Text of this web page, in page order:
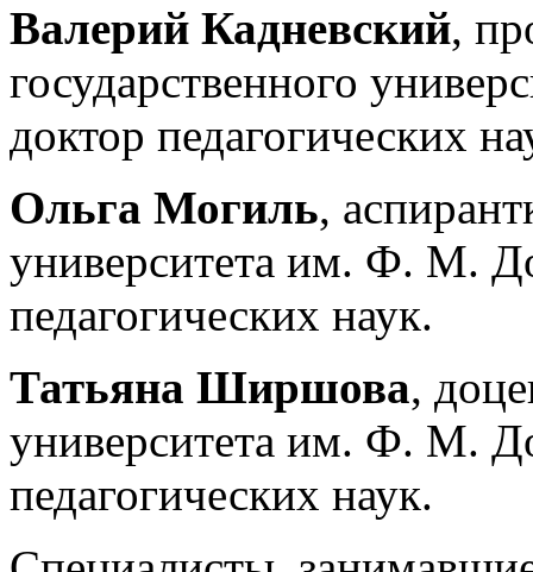
Валерий Кадневский,
государственного
доктор педагогических
Ольга Могиль,
университета им. Ф. М.
педагогических наук.
Татьяна Ширшова,
университета им. Ф. М.
педагогических наук.